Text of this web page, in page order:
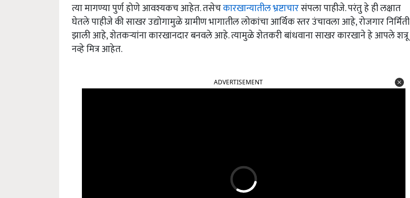
त्या मागण्या पुर्ण होणे आवश्यकच आहेत. तसेचकारखान्यातील भ्रष्टाचारसंपला पाहीजे. परंतु हे ही लक्षात
घेतले पाहीजे की साखर उद्योगामुळे ग्रामीण भागातील लोकांचा आर्थिक स्तर उंचावला आहे, रोजगार निर्मिती
झाली आहे, शेतकऱ्यांना कारखानदार बनवले आहे. त्यामुळे शेतकरी बांधवाना साखर कारखाने हे आपले शत्रू
नव्हे मित्र आहेत.